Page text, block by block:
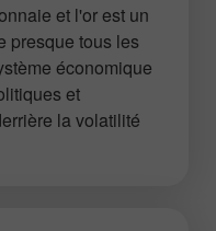
et l'or est un
presque tous les
économique
et
la volatilité